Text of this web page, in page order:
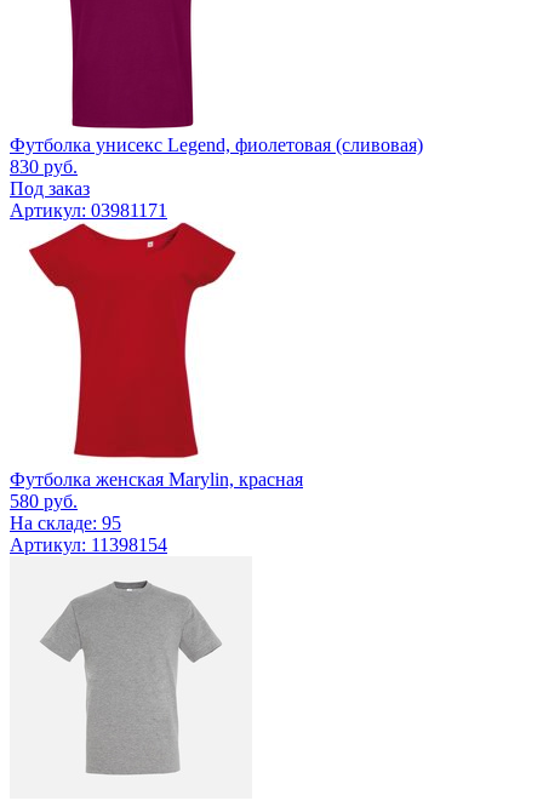
Футболка унисекс Legend, фиолетовая (сливовая)
830 руб.
Под заказ
Артикул: 03981171
Футболка женская Marylin, красная
580 руб.
На складе: 95
Артикул: 11398154